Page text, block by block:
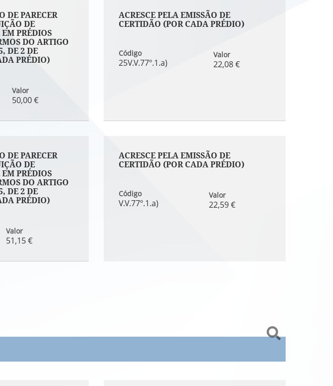
DE PARECER
DE
PRÉDIOS
DO ARTIGO
DE 2 DE
PRÉDIO)
Valor
50,00 €
Código
25V.V.77º.1.a)
ACRESCE PELA EMISSÃO DE
CERTIDÃO (POR CADA PRÉDIO)
Valor
22,08 €
DE PARECER
DE
PRÉDIOS
DO ARTIGO
DE 2 DE
PRÉDIO)
Valor
51,15 €
Código
V.V.77º.1.a)
ACRESCE PELA EMISSÃO DE
CERTIDÃO (POR CADA PRÉDIO)
Valor
22,59 €